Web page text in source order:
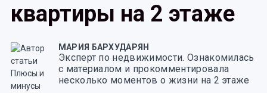
квартиры на 2 этаже
МАРИЯ БАРХУДАРЯН
Эксперт по недвижимости. Ознакомилась
с материалом и прокомментировала
несколько моментов о жизни на 2 этаже